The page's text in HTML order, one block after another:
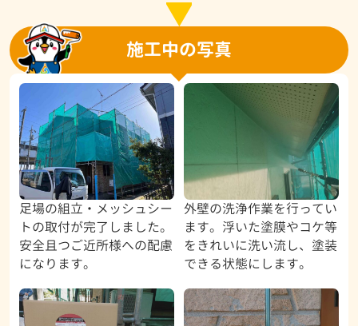
施工中の写真
足場の組立・メッシュシー
トの取付が完了しました。
安全且つご近所様への配慮
になります。
外壁の洗浄作業を行ってい
ます。浮いた塗膜やコケ等
をきれいに洗い流し、塗装
できる状態にします。